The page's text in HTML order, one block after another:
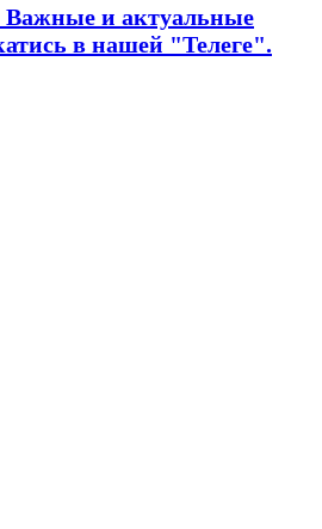
Важные и актуальные
в нашей "Телеге".